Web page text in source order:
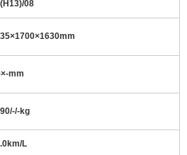
08
×1700×1630mm
×-mm
kg
L